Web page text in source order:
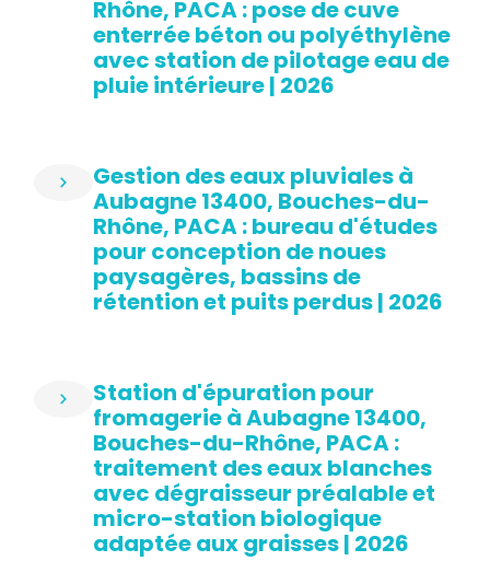
Rhône, PACA : pose de cuve
enterrée béton ou polyéthylène
avec station de pilotage eau de
pluie intérieure | 2026
Gestion des eaux pluviales à
Aubagne 13400, Bouches-du-
Rhône, PACA : bureau d'études
pour conception de noues
paysagères, bassins de
rétention et puits perdus | 2026
Station d'épuration pour
fromagerie à Aubagne 13400,
Bouches-du-Rhône, PACA :
traitement des eaux blanches
avec dégraisseur préalable et
micro-station biologique
adaptée aux graisses | 2026